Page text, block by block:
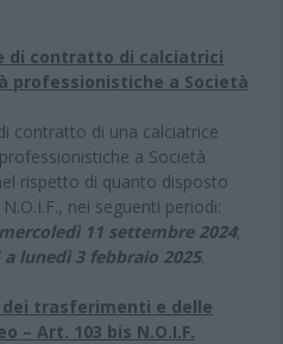
di contratto di calciatrici
professionistiche a Società
contratto di una calciatrice
a Società
rispetto di quanto disposto
nei seguenti periodi:
11 settembre 2024;
lunedì 3 febbraio 2025.
dei trasferimenti e delle
– Art. 103 bis N.O.I.F.